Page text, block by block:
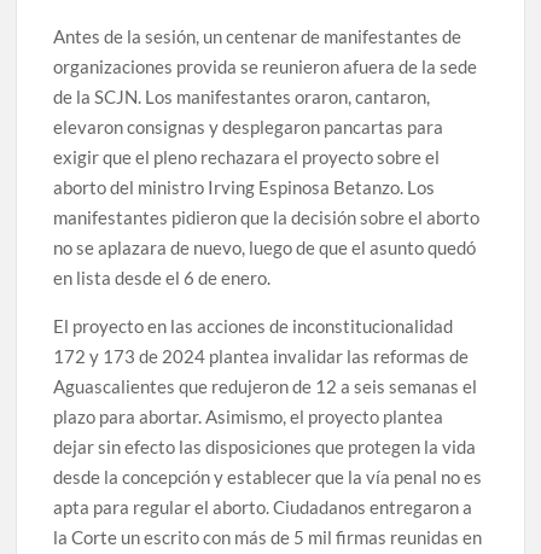
Antes de la sesión, un centenar de manifestantes de
organizaciones provida se reunieron afuera de la sede
de la SCJN. Los manifestantes oraron, cantaron,
elevaron consignas y desplegaron pancartas para
exigir que el pleno rechazara el proyecto sobre el
aborto del ministro Irving Espinosa Betanzo. Los
manifestantes pidieron que la decisión sobre el aborto
no se aplazara de nuevo, luego de que el asunto quedó
en lista desde el 6 de enero.
El proyecto en las acciones de inconstitucionalidad
172 y 173 de 2024 plantea invalidar las reformas de
Aguascalientes que redujeron de 12 a seis semanas el
plazo para abortar. Asimismo, el proyecto plantea
dejar sin efecto las disposiciones que protegen la vida
desde la concepción y establecer que la vía penal no es
apta para regular el aborto. Ciudadanos entregaron a
la Corte un escrito con más de 5 mil firmas reunidas en